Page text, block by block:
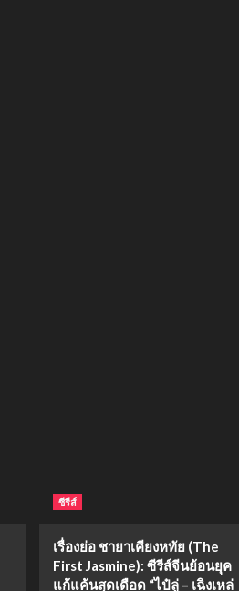
ซีรีส์
เรื่องย่อ ชายาเคียงหทัย (The
First Jasmine): ซีรีส์จีนย้อนยุค
แก้แค้นสุดเดือด “ไป๋ลู่ – เฉิงเหล่